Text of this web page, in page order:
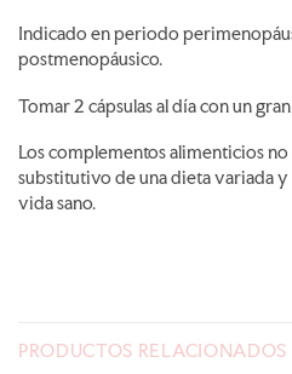
Indicado en periodo
postmenopáusico.
Tomar 2 cápsulas al día con un
Los complementos alimenticios
substitutivo de una dieta variada
vida sano.
PRODUCTOS RELACIONADOS